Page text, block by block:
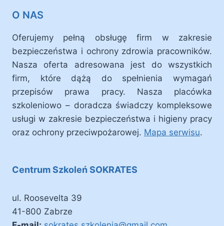
O NAS
Oferujemy pełną obsługę firm w zakresie
bezpieczeństwa i ochrony zdrowia pracowników.
Nasza oferta adresowana jest do wszystkich
firm, które dążą do spełnienia wymagań
przepisów prawa pracy. Nasza placówka
szkoleniowo – doradcza świadczy kompleksowe
usługi w zakresie bezpieczeństwa i higieny pracy
oraz ochrony przeciwpożarowej. Mapa serwisu.
Centrum Szkoleń SOKRATES
ul. Roosevelta 39
41-800 Zabrze